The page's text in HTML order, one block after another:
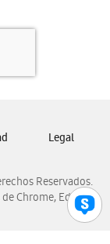
Reservados.
Chrome, Edge,
Legal